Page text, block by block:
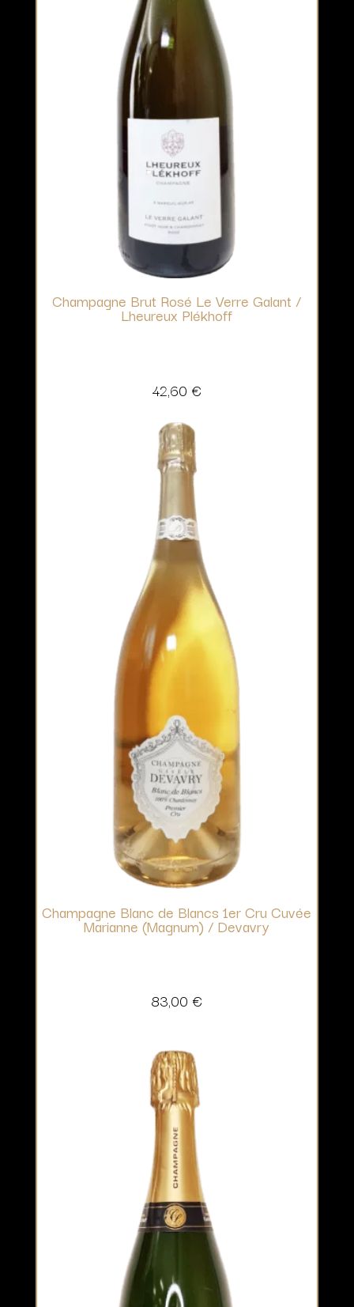
Champagne Brut Rosé Le Verre Galant /
Lheureux Plékhoff
42,60 €
Champagne Blanc de Blancs 1er Cru Cuvée
Marianne (Magnum) / Devavry
83,00 €